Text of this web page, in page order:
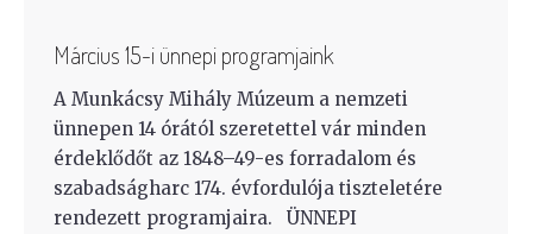
Március 15-i ünnepi programjaink
A Munkácsy Mihály Múzeum a nemzeti
ünnepen 14 órától szeretettel vár minden
érdeklődőt az 1848–49-es forradalom és
szabadságharc 174. évfordulója tiszteletére
rendezett programjaira. ÜNNEPI